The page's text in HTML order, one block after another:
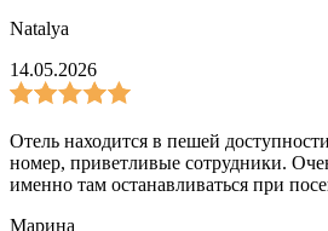
Natalya
14.05.2026
Отель находится в пешей
номер, приветливые сотрудники.
именно там останавливаться при
Марина